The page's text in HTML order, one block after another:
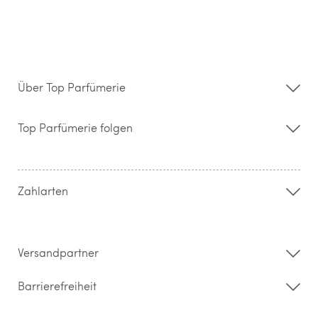
Über Top Parfümerie
Storefinder
Kontakt
Widerrufsrecht & Rückgabebedingungen
Top Parfümerie folgen
Zahlarten
Versandpartner
Barrierefreiheit